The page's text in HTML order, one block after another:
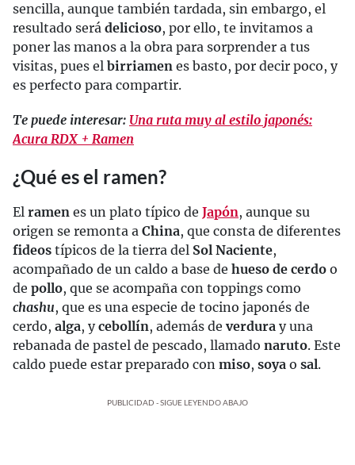
sencilla, aunque también tardada, sin embargo, el
resultado será delicioso, por ello, te invitamos a
poner las manos a la obra para sorprender a tus
visitas, pues el birriamen es basto, por decir poco, y
es perfecto para compartir.
Te puede interesar: Una ruta muy al estilo japonés:
Acura RDX + Ramen
¿Qué es el ramen?
El ramen es un plato típico de Japón, aunque su
origen se remonta a China, que consta de diferentes
fideos típicos de la tierra del Sol Naciente,
acompañado de un caldo a base de hueso de cerdo o
de pollo, que se acompaña con toppings como
chashu, que es una especie de tocino japonés de
cerdo, alga, ycebollín, además de verdura y una
rebanada de pastel de pescado, llamado naruto. Este
caldo puede estar preparado con miso, soya o sal.
PUBLICIDAD - SIGUE LEYENDO ABAJO